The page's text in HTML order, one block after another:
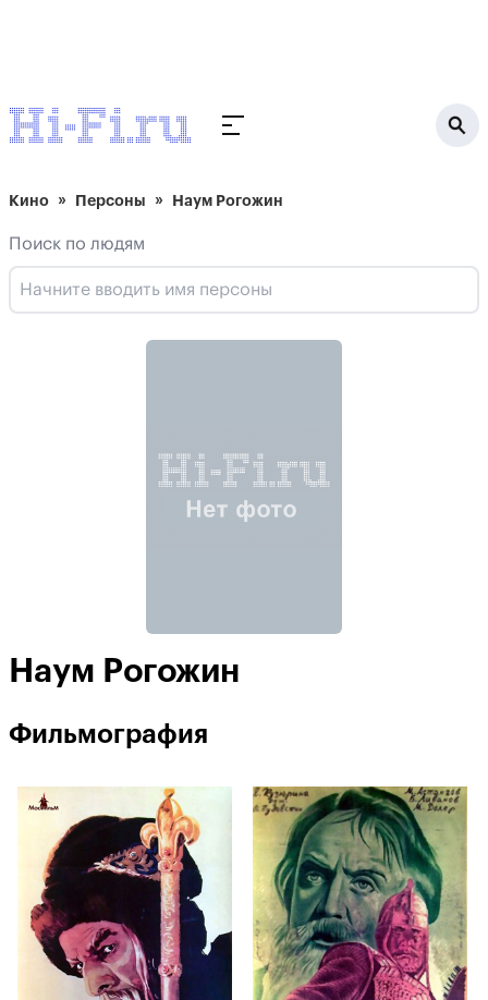
Кино Персоны Наум Рогожин
Поиск по людям
Наум Рогожин
Фильмография